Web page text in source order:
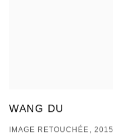
WANG DU
IMAGE RETOUCHÉE, 2015